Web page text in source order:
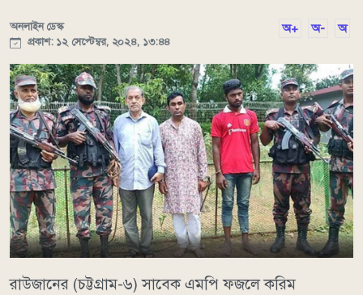
অনলাইন ডেস্ক
প্রকাশ: ১২ সেপ্টেম্বর, ২০২৪, ১৩:৪৪
অ+ অ- অ
রাউজানের (চট্টগ্রাম-৬) সাবেক এমপি ফজলে করিম